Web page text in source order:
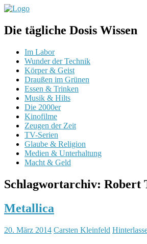
Die tägliche Dosis Wissen
Im Labor
Wunder der Technik
Körper & Geist
Draußen im Grünen
Essen & Trinken
Musik & Hilts
Die 2000er
Kinofilme
Zeugen der Zeit
TV-Serien
Glaube & Religion
Medien & Unterhaltung
Macht & Geld
Schlagwortarchiv: Robert
Metallica
20. März 2014 Carsten Kleinfeld